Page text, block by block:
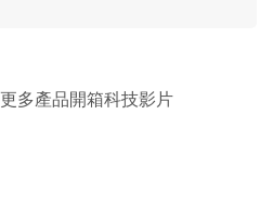
更多產品開箱科技影片